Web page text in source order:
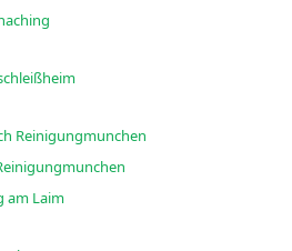
Erfahrene Unterhaltsreinigung Allach Reinigungmunchen
Unterhaltsreinigung Au Reinigungmunchen
am Laim